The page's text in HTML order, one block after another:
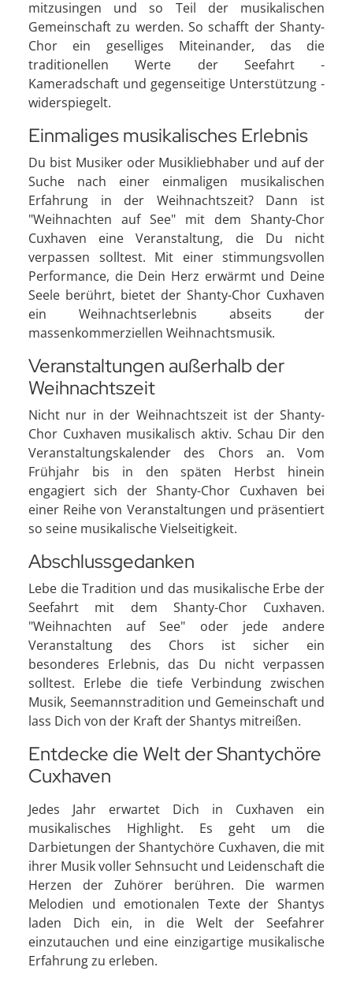
mitzusingen und so Teil der musikalischen
Gemeinschaft zu werden. So schafft der Shanty-
Chor ein geselliges Miteinander, das die
traditionellen Werte der Seefahrt -
Kameradschaft und gegenseitige Unterstützung -
widerspiegelt.
Einmaliges musikalisches Erlebnis
Du bist Musiker oder Musikliebhaber und auf der
Suche nach einer einmaligen musikalischen
Erfahrung in der Weihnachtszeit? Dann ist
"Weihnachten auf See" mit dem Shanty-Chor
Cuxhaven eine Veranstaltung, die Du nicht
verpassen solltest. Mit einer stimmungsvollen
Performance, die Dein Herz erwärmt und Deine
Seele berührt, bietet der Shanty-Chor Cuxhaven
ein Weihnachtserlebnis abseits der
massenkommerziellen Weihnachtsmusik.
Veranstaltungen außerhalb der
Weihnachtszeit
Nicht nur in der Weihnachtszeit ist der Shanty-
Chor Cuxhaven musikalisch aktiv. Schau Dir den
Veranstaltungskalender des Chors an. Vom
Frühjahr bis in den späten Herbst hinein
engagiert sich der Shanty-Chor Cuxhaven bei
einer Reihe von Veranstaltungen und präsentiert
so seine musikalische Vielseitigkeit.
Abschlussgedanken
Lebe die Tradition und das musikalische Erbe der
Seefahrt mit dem Shanty-Chor Cuxhaven.
"Weihnachten auf See" oder jede andere
Veranstaltung des Chors ist sicher ein
besonderes Erlebnis, das Du nicht verpassen
solltest. Erlebe die tiefe Verbindung zwischen
Musik, Seemannstradition und Gemeinschaft und
lass Dich von der Kraft der Shantys mitreißen.
Entdecke die Welt der Shantychöre
Cuxhaven
Jedes Jahr erwartet Dich in Cuxhaven ein
musikalisches Highlight. Es geht um die
Darbietungen der Shantychöre Cuxhaven, die mit
ihrer Musik voller Sehnsucht und Leidenschaft die
Herzen der Zuhörer berühren. Die warmen
Melodien und emotionalen Texte der Shantys
laden Dich ein, in die Welt der Seefahrer
einzutauchen und eine einzigartige musikalische
Erfahrung zu erleben.